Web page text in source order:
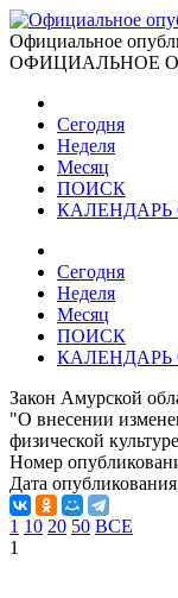
Официальное
ОФИЦИАЛЬНОЕ
Сегодня
Неделя
Месяц
ПОИСК
Сегодня
Неделя
Месяц
ПОИСК
Закон Амурской
"О внесении
физической
Номер
Дата
1 10 20 50 ВСЕ
1